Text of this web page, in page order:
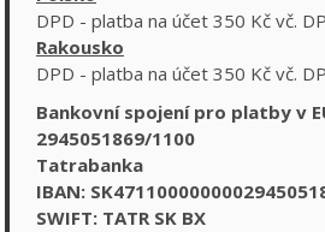
DPD - platba na účet 350 Kč vč.
Rakousko
DPD - platba na účet 350 Kč vč.
Bankovní spojení pro platby v
2945051869/1100
Tatrabanka
IBAN:
SWIFT: TATR SK BX